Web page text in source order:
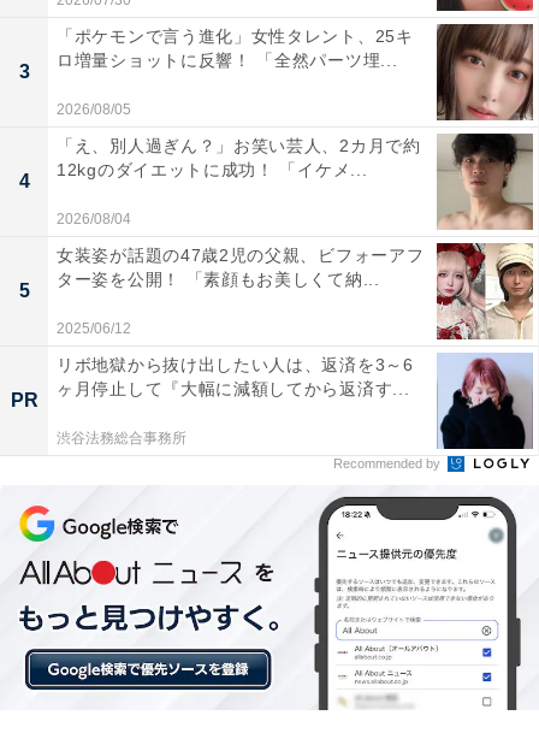
3
「ポケモンで言う進化」女性タレント、25キ
ロ増量ショットに反響！ 「全然パーツ埋...
2026/08/05
4
「え、別人過ぎん？」お笑い芸人、2カ月で約
12kgのダイエットに成功！ 「イケメ...
2026/08/04
5
女装姿が話題の47歳2児の父親、ビフォーアフ
ター姿を公開！ 「素顔もお美しくて納...
2025/06/12
PR
リボ地獄から抜け出したい人は、返済を3～6
ヶ月停止して『大幅に減額してから返済す...
渋谷法務総合事務所
Recommended by